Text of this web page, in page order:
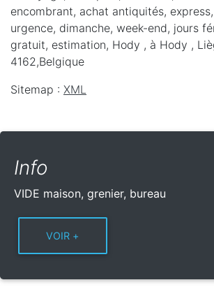
encombrant, achat antiquités,
urgence, dimanche, week-end, jours
gratuit, estimation, Hody , à Hody ,
4162,Belgique
Sitemap : XML
Info
VIDE maison, grenier, bureau